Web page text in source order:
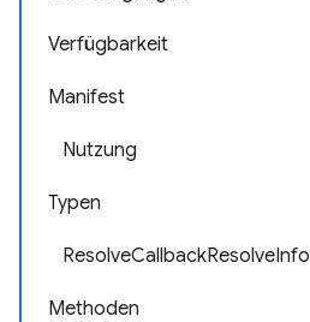
Verfügbarkeit
Manifest
Nutzung
Typen
ResolveCallbackResolveInfo
Methoden